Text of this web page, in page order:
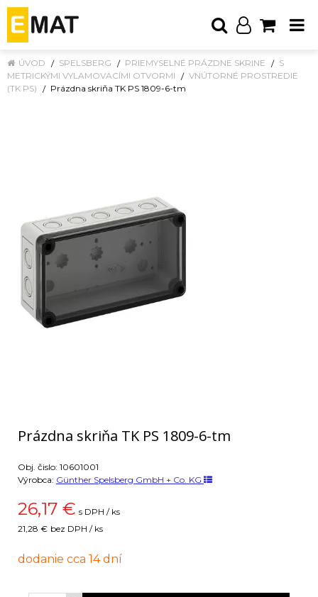
ÚVOD SPELSBERG PRIEMYSELNÉ PRÁZDNE SKRINE
S
METRICKÝMI VYLAMOVACÍMI OTVORMI
VNÚTORNÉ PROSTREDIE
(TK PS)
Prázdna skriňa TK PS 1809-6-tm
Prázdna skriňa TK PS 1809-6-tm
Obj. čislo: 10601001
Výrobca: Günther Spelsberg GmbH + Co. KG
26,17 € s DPH / ks
21,28 € bez DPH / ks
dodanie cca 14 dní